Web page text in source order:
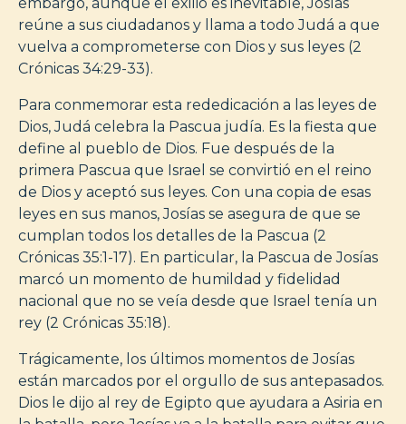
reúne a sus ciudadanos y llama a todo Judá a que
vuelva a comprometerse con Dios y sus leyes (2
Crónicas 34:29-33).
Para conmemorar esta rededicación a las leyes de
Dios, Judá celebra la Pascua judía. Es la fiesta que
define al pueblo de Dios. Fue después de la
primera Pascua que Israel se convirtió en el reino
de Dios y aceptó sus leyes. Con una copia de esas
leyes en sus manos, Josías se asegura de que se
cumplan todos los detalles de la Pascua (2
Crónicas 35:1-17). En particular, la Pascua de Josías
marcó un momento de humildad y fidelidad
nacional que no se veía desde que Israel tenía un
rey (2 Crónicas 35:18).
Trágicamente, los últimos momentos de Josías
están marcados por el orgullo de sus antepasados.
Dios le dijo al rey de Egipto que ayudara a Asiria en